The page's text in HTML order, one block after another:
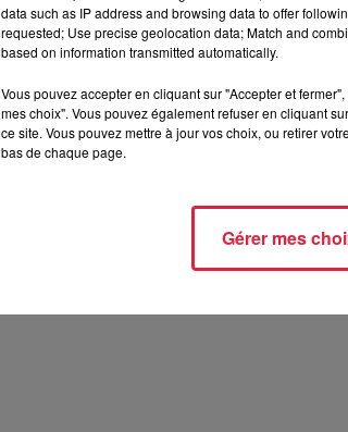
data such as IP address and browsing data to offer
requested; Use precise geolocation data; Match and
based on information transmitted automatically.
Vous pouvez accepter en cliquant sur "Accepter et
mes choix". Vous pouvez également refuser en cliquant
ce site. Vous pouvez mettre à jour vos choix, ou retirer
bas de chaque page.
Gérer mes